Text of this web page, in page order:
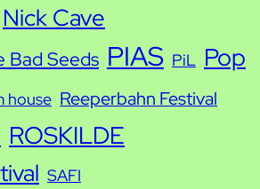
Nick Cave
Bad Seeds PIAS PiL Pop
house Reeperbahn Festival
ROSKILDE
SAFI